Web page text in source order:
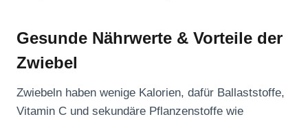
Gesunde Nährwerte & Vorteile der
Zwiebel
Zwiebeln haben wenige Kalorien, dafür Ballaststoffe,
Vitamin C und sekundäre Pflanzenstoffe wie